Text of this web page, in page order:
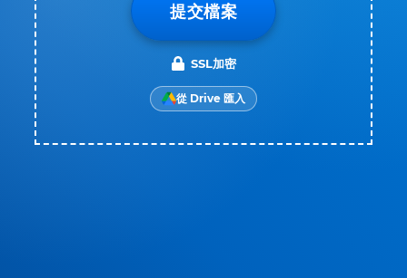
提交檔案
SSL加密
從 Drive 匯入